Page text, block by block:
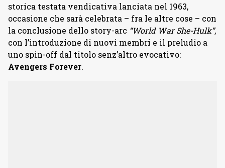
storica testata vendicativa lanciata nel 1963,
occasione che sarà celebrata – fra le altre cose – con
la conclusione dello story-arc “World War She-Hulk”,
con l’introduzione di nuovi membri e il preludio a
uno spin-off dal titolo senz’altro evocativo:
Avengers Forever.